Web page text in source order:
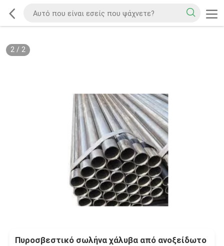
2/ 2
Πυροσβεστικό σωλήνα χάλυβα από ανοξείδωτο